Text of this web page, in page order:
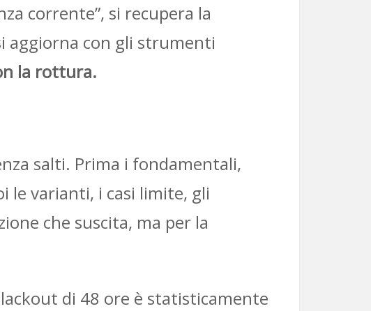
corrente”, si recupera la
aggiorna con gli strumenti
la rottura.
salti. Prima i fondamentali,
le varianti, i casi limite, gli
che suscita, ma per la
di 48 ore è statisticamente